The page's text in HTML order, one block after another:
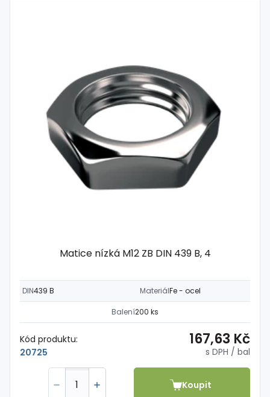
Matice nízká M12 ZB DIN 439 B, 4
DIN439 B MateriálFe - ocel
Balení200 ks
Kód produktu:
20725
167,63 Kč
s DPH / bal
Koupit